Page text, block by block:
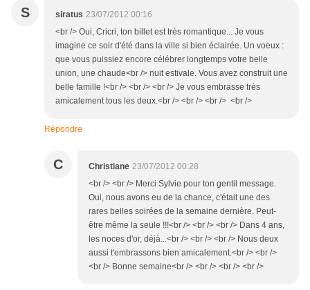
S siratus 23/07/2012 00:16
<br /> Oui, Cricri, ton billet est très romantique... Je vous
imagine ce soir d'été dans la ville si bien éclairée. Un voeux :
que vous puissiez encore célébrer longtemps votre belle
union, une chaude<br /> nuit estivale. Vous avez construit une
belle famille !<br /> <br /> <br /> Je vous embrasse très
amicalement tous les deux.<br /> <br /> <br /> <br />
Répondre
C Christiane 23/07/2012 00:28
<br /> <br /> Merci Sylvie pour ton gentil message.
Oui, nous avons eu de la chance, c'était une des
rares belles soirées de la semaine dernière. Peut-
être même la seule !!!<br /> <br /> <br /> Dans 4 ans,
les noces d'or, déjà...<br /> <br /> <br /> Nous deux
aussi t'embrassons bien amicalement.<br /> <br />
<br /> Bonne semaine<br /> <br /> <br /> <br />